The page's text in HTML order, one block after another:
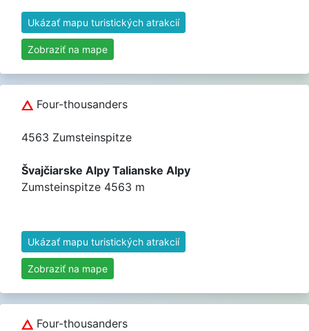
Ukázať mapu turistických atrakcií
Zobraziť na mape
Four-thousanders
4563 Zumsteinspitze
Švajčiarske Alpy Talianske Alpy
Zumsteinspitze 4563 m
Ukázať mapu turistických atrakcií
Zobraziť na mape
Four-thousanders